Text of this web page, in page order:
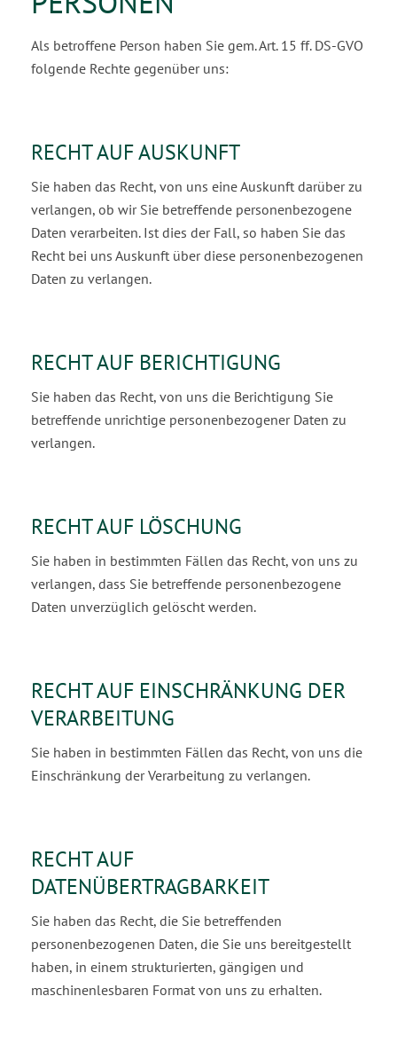
Als betroffene Person haben Sie gem. Art. 15 ff. DS-GVO
folgende Rechte gegenüber uns:
RECHT AUF AUSKUNFT
Sie haben das Recht, von uns eine Auskunft darüber zu
verlangen, ob wir Sie betreffende personen­bezogene
Daten verarbeiten. Ist dies der Fall, so haben Sie das
Recht bei uns Auskunft über diese personenbezogenen
Daten zu verlangen.
RECHT AUF BERICHTIGUNG
Sie haben das Recht, von uns die Berichtigung Sie
betreffende unrichtige personenbezogener Daten zu
verlangen.
RECHT AUF LÖSCHUNG
Sie haben in bestimmten Fällen das Recht, von uns zu
verlangen, dass Sie betreffende personenbe­zogene
Daten unverzüglich gelöscht werden.
RECHT AUF EINSCHRÄNKUNG DER
VERARBEITUNG
Sie haben in bestimmten Fällen das Recht, von uns die
Einschränkung der Verarbeitung zu verlan­gen.
RECHT AUF
DATENÜBERTRAGBARKEIT
Sie haben das Recht, die Sie betreffenden
personenbezogenen Daten, die Sie uns bereitgestellt
ha­ben, in einem strukturierten, gängigen und
maschinenlesbaren Format von uns zu erhalten.